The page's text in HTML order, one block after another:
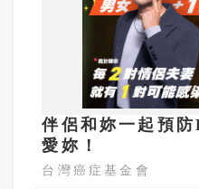
伴侶和妳一起預
愛妳！
台灣癌症基金會